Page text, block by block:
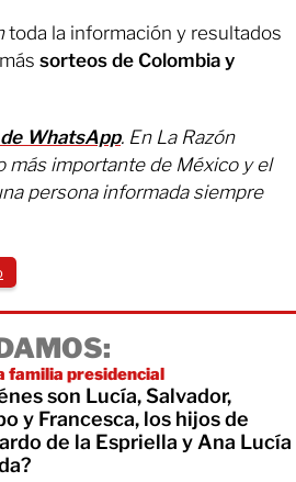
toda la información y resultados
sorteos de Colombia y
WhatsApp. En La Razón
más importante de México y el
persona informada siempre
familia presidencial
son Lucía, Salvador,
y Francesca, los hijos de
de la Espriella y Ana Lucía